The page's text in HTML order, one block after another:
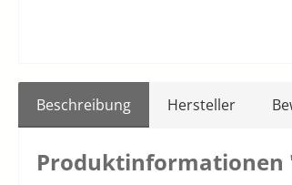
Beschreibung Hersteller
Produktinformationen